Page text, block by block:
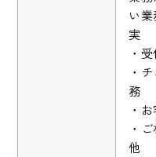
い
実
・
・
務
・
・
他